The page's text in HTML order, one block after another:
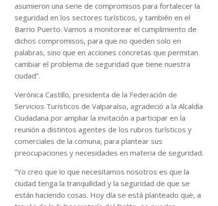
asumieron una serie de compromisos para fortalecer la
seguridad en los sectores turísticos, y también en el
Barrio Puerto. Vamos a monitorear el cumplimiento de
dichos compromisos, para que no queden solo en
palabras, sino que en acciones concretas que permitan
cambiar el problema de seguridad que tiene nuestra
ciudad”.
Verónica Castillo, presidenta de la Federación de
Servicios Turísticos de Valparaíso, agradeció a la Alcaldía
Ciudadana por ampliar la invitación a participar en la
reunión a distintos agentes de los rubros turísticos y
comerciales de la comuna, para plantear sus
preocupaciones y necesidades en materia de seguridad.
“Yo creo que lo que necesitamos nosotros es que la
ciudad tenga la tranquilidad y la seguridad de que se
están haciendo cosas. Hoy día se está planteado que, a